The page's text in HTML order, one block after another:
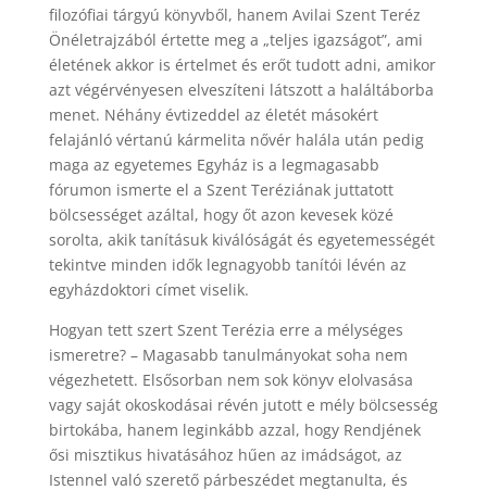
filozófiai tárgyú könyvből, hanem Avilai Szent Teréz
Önéletrajzából értette meg a „teljes igazságot”, ami
életének akkor is értelmet és erőt tudott adni, amikor
azt végérvényesen elveszíteni látszott a haláltáborba
menet. Néhány évtizeddel az életét másokért
felajánló vértanú kármelita nővér halála után pedig
maga az egyetemes Egyház is a legmagasabb
fórumon ismerte el a Szent Teréziának juttatott
bölcsességet azáltal, hogy őt azon kevesek közé
sorolta, akik tanításuk kiválóságát és egyetemességét
tekintve minden idők legnagyobb tanítói lévén az
egyházdoktori címet viselik.
Hogyan tett szert Szent Terézia erre a mélységes
ismeretre? – Magasabb tanulmányokat soha nem
végezhetett. Elsősorban nem sok könyv elolvasása
vagy saját okoskodásai révén jutott e mély bölcsesség
birtokába, hanem leginkább azzal, hogy Rendjének
ősi misztikus hivatásához hűen az imádságot, az
Istennel való szerető párbeszédet megtanulta, és